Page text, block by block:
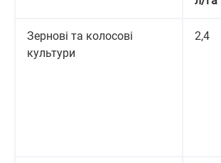
Зернові та колосові
культури
2,4